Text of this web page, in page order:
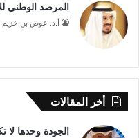
المرصد الوطني
أ.د. عوض بن خزيم
أخر المقالات
الجودة وحدها